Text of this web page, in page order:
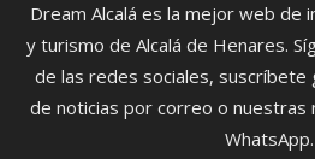
Dream Alcalá es la mejor web de
y turismo de Alcalá de Henares.
de las redes sociales,
de noticias por correo o nuestras
WhatsApp.